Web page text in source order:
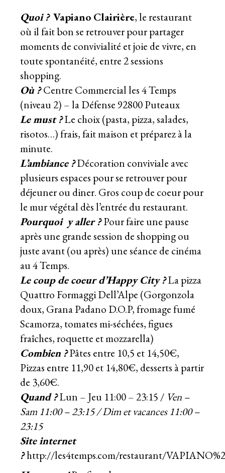
Quoi ? Vapiano Clairière, le restaurant
où il fait bon se retrouver pour partager
moments de convivialité et joie de vivre, en
toute spontanéité, entre 2 sessions
shopping.
Où ?Centre Commercial les 4 Temps
(niveau 2) – la Défense 92800 Puteaux
Le must ?Le choix (pasta, pizza, salades,
risotos…) frais, fait maison et préparez à la
minute.
L’ambiance ?Décoration conviviale avec
plusieurs espaces pour se retrouver pour
déjeuner ou diner. Gros coup de coeur pour
le mur végétal dès l’entrée du restaurant.
Pourquoi y aller ?Pour faire une pause
après une grande session de shopping ou
juste avant (ou après) une séance de cinéma
au 4 Temps.
Le coup de coeur d’Happy City ?La pizza
Quattro Formaggi Dell’Alpe (Gorgonzola
doux, Grana Padano D.O.P, fromage fumé
Scamorza, tomates mi-séchées, figues
fraîches, roquette et mozzarella)
Combien ?Pâtes entre 10,5 et 14,50€,
Pizzas entre 11,90 et 14,80€, desserts à partir
de 3,60€.
Quand ?Lun – Jeu 11:00 – 23:15 / Ven –
Sam 11:00 – 23:15 / Dim et vacances 11:00 –
23:15
Site internet
?http://les4temps.com/restaurant/